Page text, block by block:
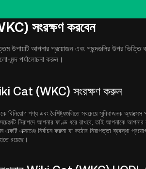
সংরক্ষণ করবেন
উপায়টি আপনার প্রয়োজন এবং পছন্দগুলির উপর
মন্দ পর্যালোচনা করুন।
Cat (WKC) সংরক্ষণ করুন
বিনিয়োগ পণ্য এবং বৈশিষ্ট্যগুলিতে সবচেয়ে সুবিধাজনক অ্যাক্সেস
নিরাপদে আপনার ফাণ্ড ধরে রাখবে, তাই আপনাকে আপনার
এক্সচেঞ্জ নির্বাচন করুনা যা কঠোর নিরাপত্তা ব্যবস্থা
রয়েছে।